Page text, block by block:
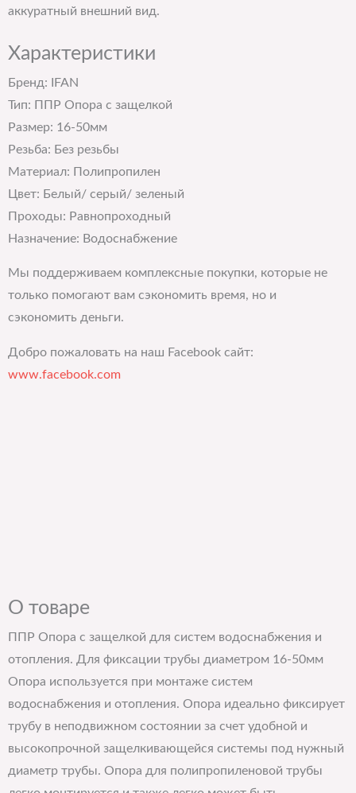
аккуратный внешний вид.
Характеристики
Бренд: IFAN
Тип: ППР Опора с защелкой
Размер: 16-50мм
Резьба: Без резьбы
Материал: Полипропилен
Цвет: Белый/ серый/ зеленый
Проходы: Равнопроходный
Назначение: Водоснабжение
Мы поддерживаем комплексные покупки, которые не
только помогают вам сэкономить время, но и
сэкономить деньги.
Добро пожаловать на наш Facebook сайт:
www.facebook.com
О товаре
ППР Опора с защелкой для систем водоснабжения и
отопления. Для фиксации трубы диаметром 16-50мм
Опора используется при монтаже систем
водоснабжения и отопления. Опора идеально фиксирует
трубу в неподвижном состоянии за счет удобной и
высокопрочной защелкивающейся системы под нужный
диаметр трубы. Опора для полипропиленовой трубы